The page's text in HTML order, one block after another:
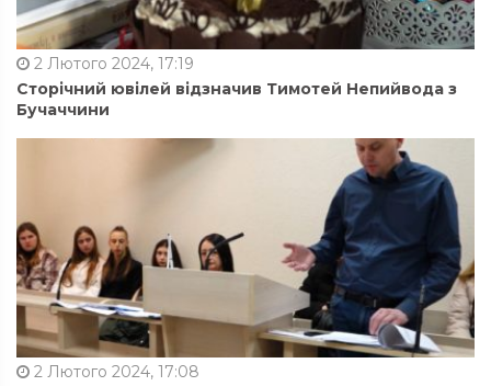
2 Лютого 2024, 17:19
Сторічний ювілей відзначив Тимотей Непийвода з
Бучаччини
2 Лютого 2024, 17:08